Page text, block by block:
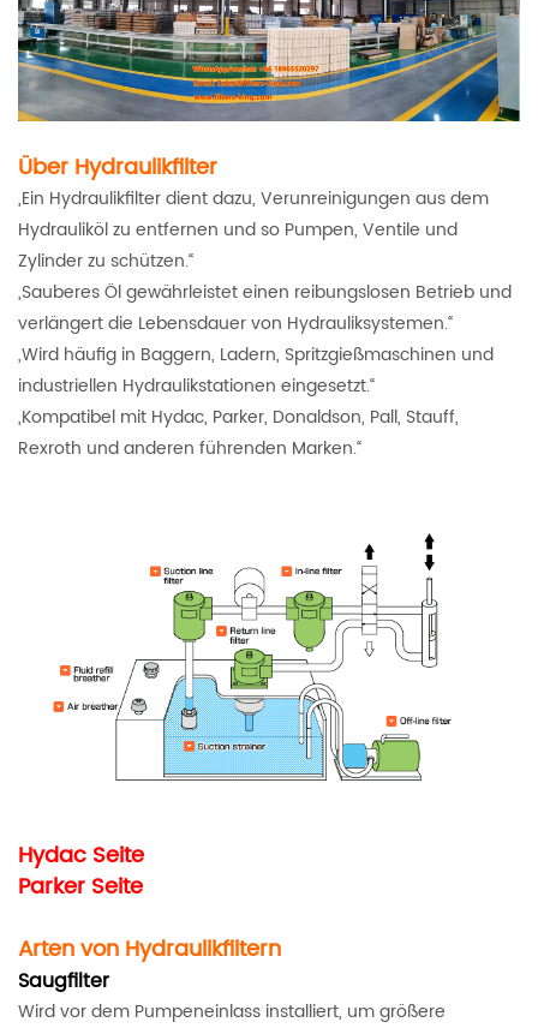
Über Hydraulikfilter
„Ein Hydraulikfilter dient dazu, Verunreinigungen aus dem
Hydrauliköl zu entfernen und so Pumpen, Ventile und
Zylinder zu schützen.“
„Sauberes Öl gewährleistet einen reibungslosen Betrieb und
verlängert die Lebensdauer von Hydrauliksystemen.“
„Wird häufig in Baggern, Ladern, Spritzgießmaschinen und
industriellen Hydraulikstationen eingesetzt.“
„Kompatibel mit Hydac, Parker, Donaldson, Pall, Stauff,
Rexroth und anderen führenden Marken.“
Hydac Seite
Parker Seite
Arten von Hydraulikfiltern
Saugfilter
Wird vor dem Pumpeneinlass installiert, um größere